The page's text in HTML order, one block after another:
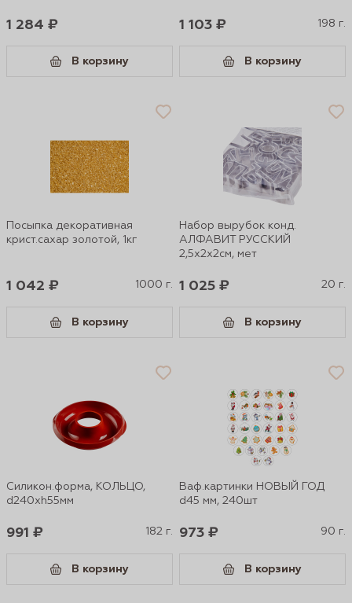
1 284 ₽
В корзину
1 103 ₽ 198 г.
В корзину
Посыпка декоративная
крист.сахар золотой, 1кг
1 042 ₽ 1000 г.
В корзину
Набор вырубок конд.
АЛФАВИТ РУССКИЙ
2,5х2х2см, мет
1 025 ₽ 20 г.
В корзину
Силикон.форма, КОЛЬЦО,
d240хh55мм
991 ₽ 182 г.
В корзину
Ваф.картинки НОВЫЙ ГОД
d45 мм, 240шт
973 ₽ 90 г.
В корзину